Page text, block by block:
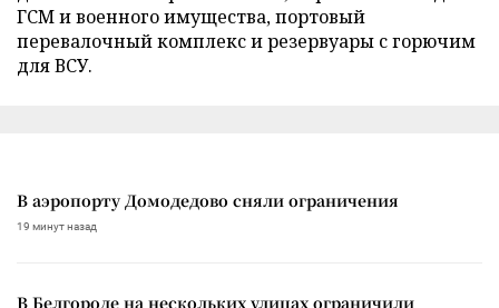
ГСМ и военного имущества, портовый
перевалочный комплекс и резервуары с горючим
для ВСУ.
В аэропорту Домодедово сняли ограничения
19 минут назад
В Белгороде на нескольких улицах ограничили